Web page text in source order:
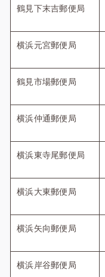
鶴見下末吉郵便局
横浜元宮郵便局
鶴見市場郵便局
横浜仲通郵便局
横浜東寺尾郵便局
横浜大東郵便局
横浜矢向郵便局
横浜岸谷郵便局